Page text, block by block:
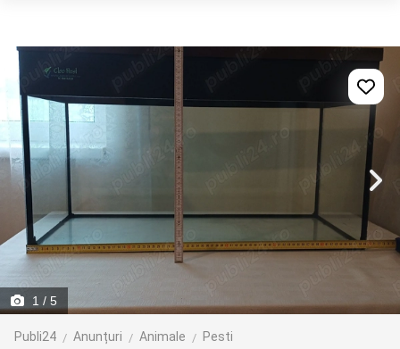
1 / 5
Publi24 Anunțuri Animale Pesti